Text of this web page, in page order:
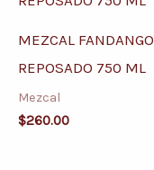
MEZCAL FANDANGO
REPOSADO 750 ML
Mezcal
$260.00